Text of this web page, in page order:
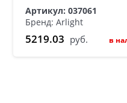
Артикул: 037061
Бренд: Arlight
5219.03 руб. в